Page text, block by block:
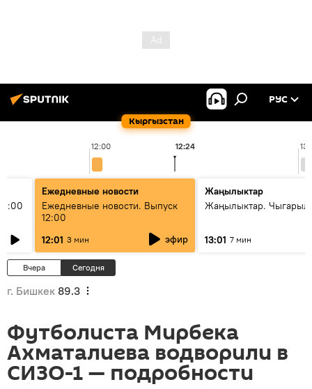
Кыргызстан
РУС
12:00 12:24
Ежедневные новости
Ежедневные новости. Выпуск
12:00
12:01 3 мин эфир
Жаңылыктар
Жаңылыктар.
13:01 7 мин
Вчера Сегодня
г. Бишкек 89.3
Футболиста Мирбека
Ахматалиева водворили в
СИЗО-1 — подробности